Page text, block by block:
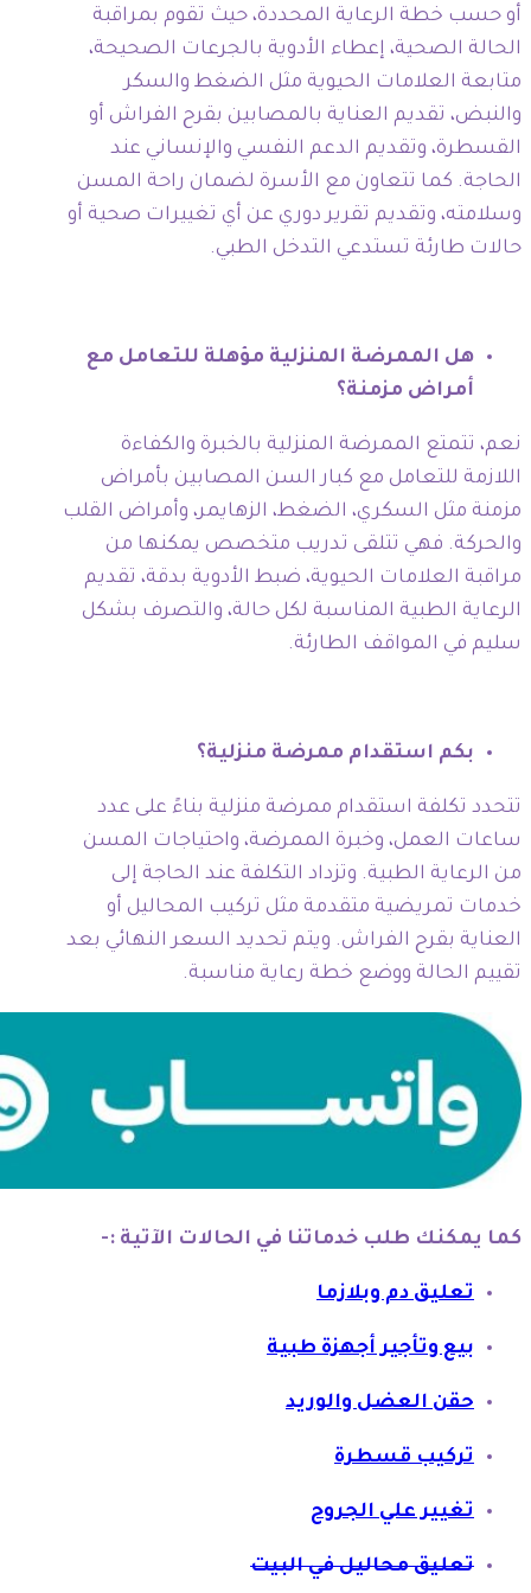
أو حسب خطة الرعاية المحددة، حيث تقوم بمراقبة
الحالة الصحية، إعطاء الأدوية بالجرعات الصحيحة،
متابعة العلامات الحيوية مثل الضغط والسكر
والنبض، تقديم العناية بالمصابين بقرح الفراش أو
القسطرة، وتقديم الدعم النفسي والإنساني عند
الحاجة. كما تتعاون مع الأسرة لضمان راحة المسن
وسلامته، وتقديم تقرير دوري عن أي تغييرات صحية أو
حالات طارئة تستدعي التدخل الطبي.
هل الممرضة المنزلية مؤهلة للتعامل مع
أمراض مزمنة؟
نعم، تتمتع الممرضة المنزلية بالخبرة والكفاءة
اللازمة للتعامل مع كبار السن المصابين بأمراض
مزمنة مثل السكري، الضغط، الزهايمر، وأمراض القلب
والحركة. فهي تتلقى تدريب متخصص يمكنها من
مراقبة العلامات الحيوية، ضبط الأدوية بدقة، تقديم
الرعاية الطبية المناسبة لكل حالة، والتصرف بشكل
سليم في المواقف الطارئة.
بكم استقدام ممرضة منزلية؟
تتحدد تكلفة استقدام ممرضة منزلية بناءً على عدد
ساعات العمل، وخبرة الممرضة، واحتياجات المسن
من الرعاية الطبية. وتزداد التكلفة عند الحاجة إلى
خدمات تمريضية متقدمة مثل تركيب المحاليل أو
العناية بقرح الفراش. ويتم تحديد السعر النهائي بعد
تقييم الحالة ووضع خطة رعاية مناسبة.
كما يمكنك طلب خدماتنا في الحالات الآتية :-
تعليق دم وبلازما
بيع وتأجير أجهزة طبية
حقن العضل والوريد
تركيب قسطرة
تغيير علي الجروح
تعليق محاليل في البيت